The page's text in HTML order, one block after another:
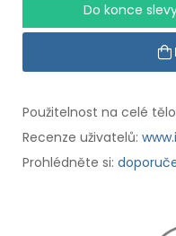
Do konce
Použitelnost na celé
Recenze uživatelů:
Prohlédněte si: